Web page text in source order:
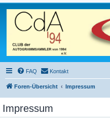
FAQ Kontakt
Foren-Übersicht Impressum
Impressum